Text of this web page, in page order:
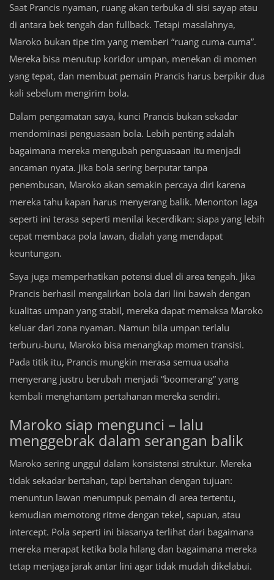
Saat Prancis nyaman, ruang akan terbuka di sisi sayap atau
di antara bek tengah dan fullback. Tetapi masalahnya,
Maroko bukan tipe tim yang memberi “ruang cuma-cuma”.
Mereka bisa menutup koridor umpan, menekan di momen
yang tepat, dan membuat pemain Prancis harus berpikir dua
kali sebelum mengirim bola.
Dalam pengamatan saya, kunci Prancis bukan sekadar
mendominasi penguasaan bola. Lebih penting adalah
bagaimana mereka mengubah penguasaan itu menjadi
ancaman nyata. Jika bola sering berputar tanpa
penembusan, Maroko akan semakin percaya diri karena
mereka tahu kapan harus menyerang balik. Menonton laga
seperti ini terasa seperti menilai kecerdikan: siapa yang lebih
cepat membaca pola lawan, dialah yang mendapat
keuntungan.
Saya juga memperhatikan potensi duel di area tengah. Jika
Prancis berhasil mengalirkan bola dari lini bawah dengan
kualitas umpan yang stabil, mereka dapat memaksa Maroko
keluar dari zona nyaman. Namun bila umpan terlalu
terburu-buru, Maroko bisa menangkap momen transisi.
Pada titik itu, Prancis mungkin merasa semua usaha
menyerang justru berubah menjadi “boomerang” yang
kembali menghantam pertahanan mereka sendiri.
Maroko siap mengunci – lalu
menggebrak dalam serangan balik
Maroko sering unggul dalam konsistensi struktur. Mereka
tidak sekadar bertahan, tapi bertahan dengan tujuan:
menuntun lawan menumpuk pemain di area tertentu,
kemudian memotong ritme dengan tekel, sapuan, atau
intercept. Pola seperti ini biasanya terlihat dari bagaimana
mereka merapat ketika bola hilang dan bagaimana mereka
tetap menjaga jarak antar lini agar tidak mudah dikelabui.